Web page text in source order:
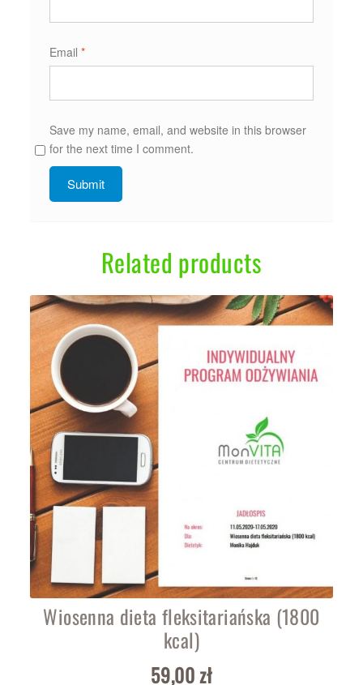
Email*
Save my name, email, and website in this browser
for the next time I comment.
Related products
Wiosenna dieta fleksitariańska (1800
kcal)
59,00zł